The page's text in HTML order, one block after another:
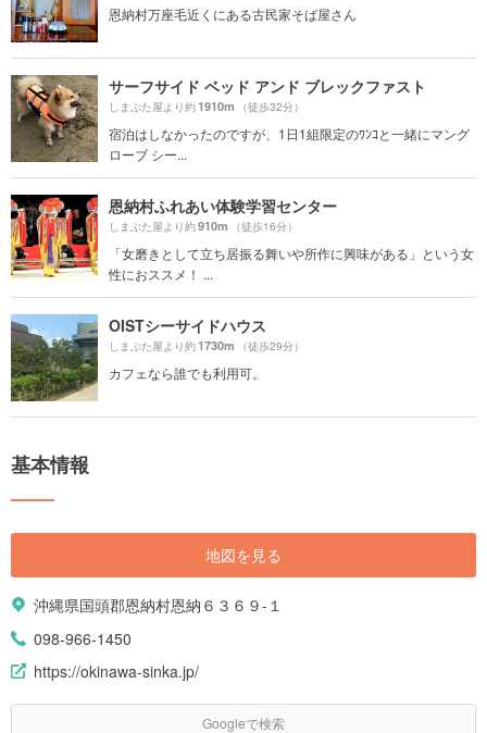
恩納村万座毛近くにある古民家そば屋さん
サーフサイド ベッド アンド ブレックファスト
しまぶた屋より約1910m （徒歩32分）
宿泊はしなかったのですが、1日1組限定のﾜﾝｺと一緒にマング
ローブ シー...
恩納村ふれあい体験学習センター
しまぶた屋より約910m （徒歩16分）
「女磨きとして立ち居振る舞いや所作に興味がある」という女
性におススメ！ ...
OISTシーサイドハウス
しまぶた屋より約1730m （徒歩29分）
カフェなら誰でも利用可。
基本情報
地図を見る
沖縄県国頭郡恩納村恩納６３６９-１
098-966-1450
https://okinawa-sinka.jp/
Googleで検索